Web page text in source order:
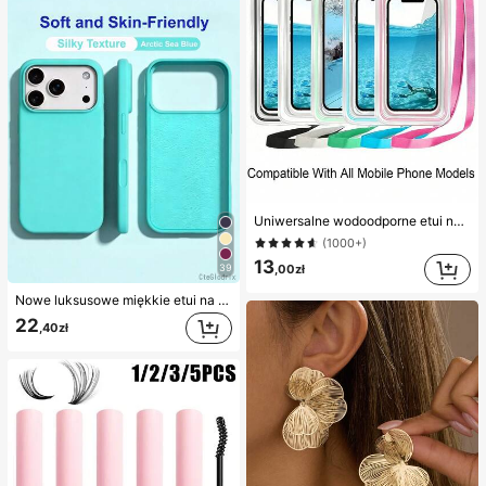
39
Nowe luksusowe miękkie etui na telefon w kolorze beżowym, odporne na wstrząsy, kompatybilne z 17 16 15 Pro 14 Plus 13 12 11 17 Pro Max Air XR XS Max X/XS 7/8 Plus 7/8, antypoślizgowa gładka osłona ochronna, wytrzymała konstrukcja, materiał przyjazny dla skóry
22,40zł
Uniwersalne wodoodporne etui na telefon, wodoodporna torba na telefon z funkcją świecenia, wodoodporny worek na telefon, wodoodporne etui na telefon, kompatybilne z 17 16 15 14 13 Pro Max Plus Air, odpowiednie do pływania, raftingu, nurkowania, fotografii podwodnej, plaży, sportów na świeżym powietrzu, podróży, wakacji, basenu, sportów na świeżym powietrzu, 8/5/4/3/2/1 szt., letnie niezbędniki
(1000+)
13,00zł